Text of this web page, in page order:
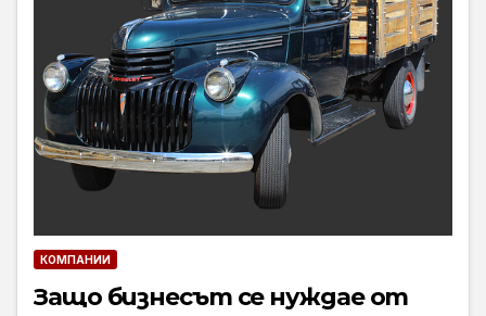
КОМПАНИИ
Защо бизнесът се нуждае от